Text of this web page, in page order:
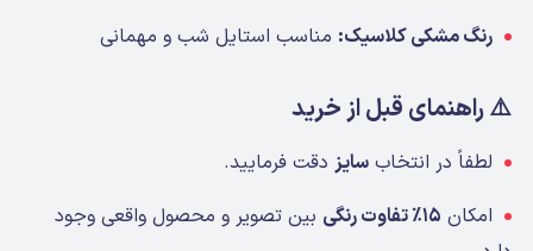
رنگ مشکی کلاسیک: مناسب استایل شب و مهمانی
⚠️ راهنمای قبل از خرید
لطفاً در انتخاب سایزدقت فرمایید.
امکان ۱۵٪ تفاوت رنگی
بین تصویر و محصول واقعی وجود